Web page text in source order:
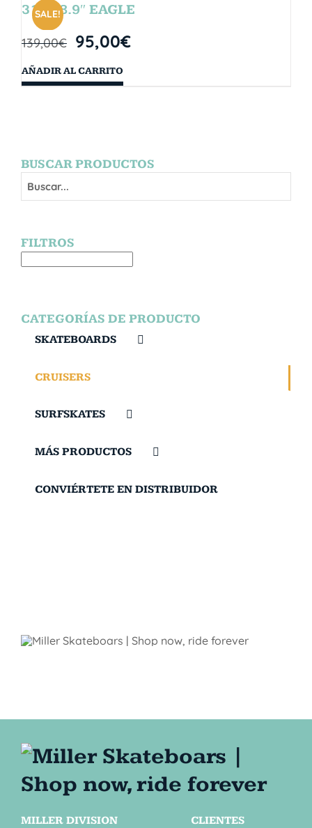
SALE!
31″ x 8.9″ EAGLE
139,00€ 95,00€
AÑADIR AL CARRITO
BUSCAR PRODUCTOS
FILTROS
CATEGORÍAS DE PRODUCTO
SKATEBOARDS
CRUISERS
SURFSKATES
MÁS PRODUCTOS
CONVIÉRTETE EN DISTRIBUIDOR
MILLER DIVISION
CLIENTES